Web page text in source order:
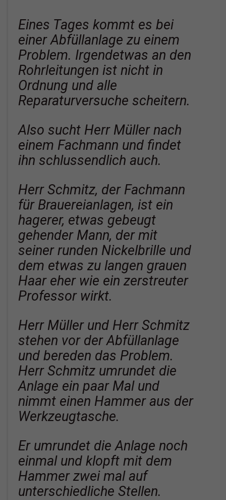
Eines Tages kommt es bei
einer Abfüllanlage zu einem
Problem. Irgendetwas an den
Rohrleitungen ist nicht in
Ordnung und alle
Reparaturversuche scheitern.
Also sucht Herr Müller nach
einem Fachmann und findet
ihn schlussendlich auch.
Herr Schmitz, der Fachmann
für Brauereianlagen, ist ein
hagerer, etwas gebeugt
gehender Mann, der mit
seiner runden Nickelbrille und
dem etwas zu langen grauen
Haar eher wie ein zerstreuter
Professor wirkt.
Herr Müller und Herr Schmitz
stehen vor der Abfüllanlage
und bereden das Problem.
Herr Schmitz umrundet die
Anlage ein paar Mal und
nimmt einen Hammer aus der
Werkzeugtasche.
Er umrundet die Anlage noch
einmal und klopft mit dem
Hammer zwei mal auf
unterschiedliche Stellen.